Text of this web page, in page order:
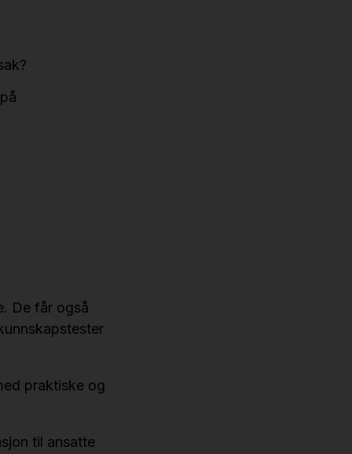
De får også
praktiske og
til ansatte